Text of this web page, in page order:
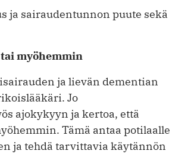
ja sairaudentunnon puute sekä
myöhemmin
ja lievän dementian
Jo
ajokykyyn ja kertoa, että
Tämä antaa potilaalle
ja tehdä tarvittavia käytännön